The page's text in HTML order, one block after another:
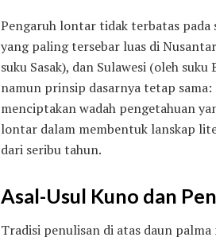
Pengaruh lontar tidak terbatas pada
yang paling tersebar luas di
suku Sasak), dan Sulawesi (oleh
namun prinsip dasarnya tetap
menciptakan wadah pengetahuan
lontar dalam membentuk lanskap
dari seribu tahun.
Asal-Usul Kuno dan
Tradisi penulisan di atas daun